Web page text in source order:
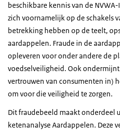
beschikbare kennis van de
zich voornamelijk op de schakels
betrekking hebben op de teelt,
aardappelen. Fraude in de
opleveren voor onder andere de
voedselveiligheid. Ook
vertrouwen van consumenten in)
om voor die veiligheid te zorgen.
Dit fraudebeeld maakt onderdeel
ketenanalyse Aardappelen. Deze